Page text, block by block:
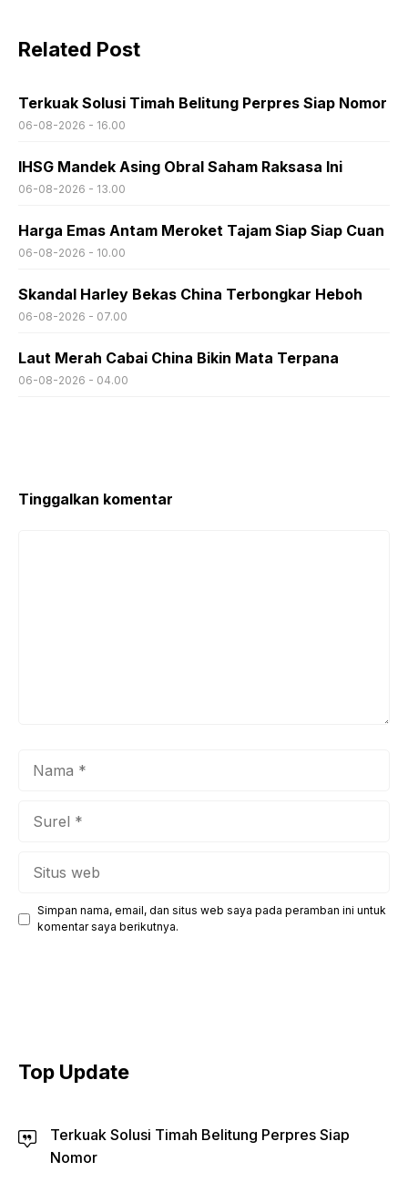
Related Post
Terkuak Solusi Timah Belitung Perpres Siap Nomor
06-08-2026 - 16.00
IHSG Mandek Asing Obral Saham Raksasa Ini
06-08-2026 - 13.00
Harga Emas Antam Meroket Tajam Siap Siap Cuan
06-08-2026 - 10.00
Skandal Harley Bekas China Terbongkar Heboh
06-08-2026 - 07.00
Laut Merah Cabai China Bikin Mata Terpana
06-08-2026 - 04.00
Tinggalkan komentar
Simpan nama, email, dan situs web saya pada peramban ini untuk
komentar saya berikutnya.
Top Update
Terkuak Solusi Timah Belitung Perpres Siap
Nomor